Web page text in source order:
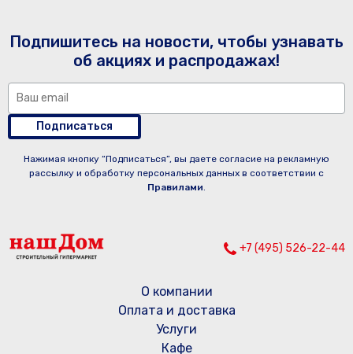
Подпишитесь на новости, чтобы узнавать
об акциях и распродажах!
Подписаться
Нажимая кнопку “Подписаться”, вы даете согласие на рекламную
рассылку и обработку персональных данных в соответствии с
Правилами.
+7 (495) 526-22-44
О компании
Оплата и доставка
Услуги
Кафе